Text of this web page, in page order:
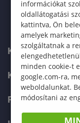
KARUNK
KÉPZÉSEK
információkat
oldallátogatási
kattintva, Ön
amelyek
szolgáltatnak a
minden cookie-t
google.com-ra,
weboldalunkat.
módosítani az